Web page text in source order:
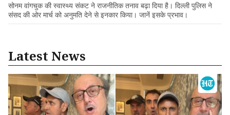
सोनम वांगचुक की स्वास्थ्य संकट ने राजनीतिक तनाव बढ़ा दिया है। दिल्ली पुलिस ने
संसद की ओर मार्च को अनुमति देने से इनकार किया। जानें इसके प्रभाव।
Latest News